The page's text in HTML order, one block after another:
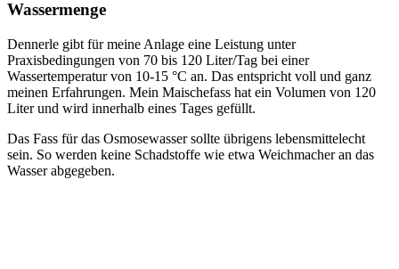
Wassermenge
Dennerle gibt für meine Anlage eine Leistung unter
Praxisbedingungen von 70 bis 120 Liter/Tag bei einer
Wassertemperatur von 10-15 °C an. Das entspricht voll und ganz
meinen Erfahrungen. Mein Maischefass hat ein Volumen von 120
Liter und wird innerhalb eines Tages gefüllt.
Das Fass für das Osmosewasser sollte übrigens lebensmittelecht
sein. So werden keine Schadstoffe wie etwa Weichmacher an das
Wasser abgegeben.